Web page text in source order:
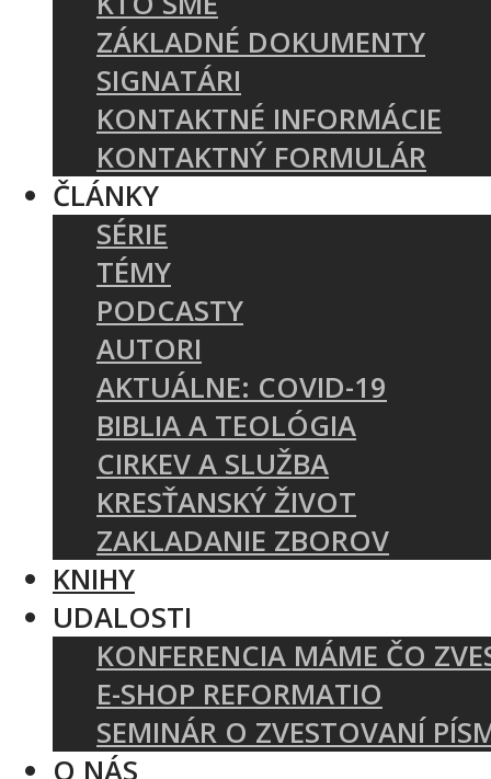
ZÁKLADNÉ DOKUMENTY
SIGNATÁRI
KONTAKTNÉ INFORMÁCIE
KONTAKTNÝ FORMULÁR
ČLÁNKY
SÉRIE
TÉMY
PODCASTY
AUTORI
AKTUÁLNE: COVID-19
BIBLIA A TEOLÓGIA
CIRKEV A SLUŽBA
KRESŤANSKÝ ŽIVOT
ZAKLADANIE ZBOROV
KNIHY
UDALOSTI
KONFERENCIA MÁME ČO
E-SHOP REFORMATIO
SEMINÁR O ZVESTOVANÍ
O NÁS